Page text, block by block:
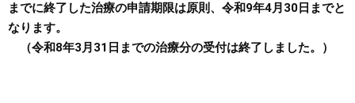
までに終了した治療の申請期限は原則、令和9年4月30日までと
なります。
（令和8年3月31日までの治療分の受付は終了しました。）